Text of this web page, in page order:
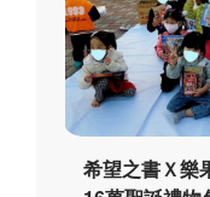
希望之書Ｘ樂